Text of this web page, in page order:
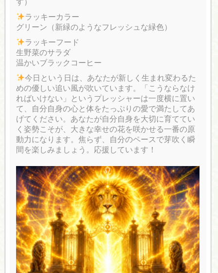
す）
ラッキーカラー
グリーン（新緑のようなフレッシュな緑色）
ラッキーフード
生野菜のサラダ
温かいブラックコーヒー
今日という日は、あなたが新しく生まれ変わるた
めの優しい追い風が吹いています。「こうならなけ
ればいけない」というプレッシャーは一度横に置い
て、自分自身の心と体をたっぷりの愛で満たしてあ
げてください。あなたが自分自身を大切に育ててい
く姿勢こそが、大きな幸せの花を咲かせる一番の原
動力になります。焦らず、自分のペースで芽吹く瞬
間を楽しみましょう。応援しています！